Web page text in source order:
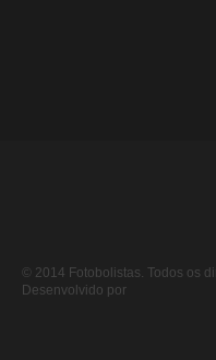
© 2014 Fotobolistas. Todos os
Desenvolvido por